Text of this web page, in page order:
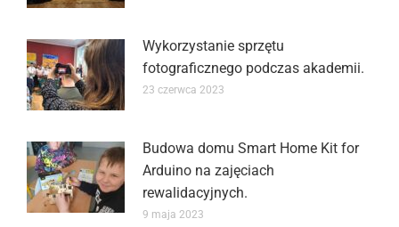
Wykorzystanie sprzętu
fotograficznego podczas akademii.
23 czerwca 2023
Budowa domu Smart Home Kit for
Arduino na zajęciach
rewalidacyjnych.
9 maja 2023